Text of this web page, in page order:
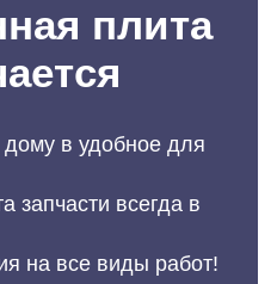
плита
в удобное для
запчасти всегда в
на все виды работ!